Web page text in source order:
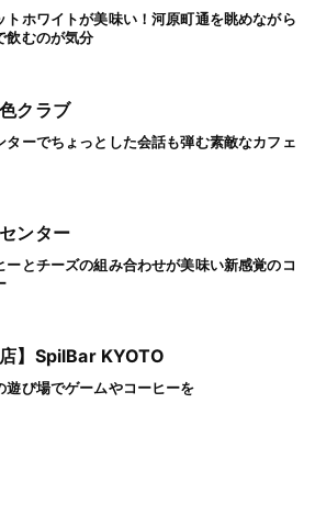
トホワイトが美味い！河原町通を眺めながら
飲むのが気分
クラブ
ターでちょっとした会話も弾む素敵なカフェ
ンター
ーとチーズの組み合わせが美味い新感覚のコ
店】SpilBar KYOTO
遊び場でゲームやコーヒーを